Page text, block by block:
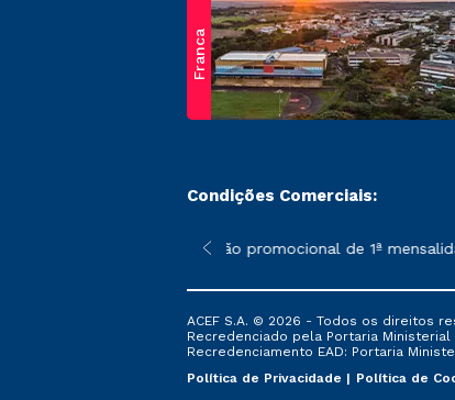
Franca
Condições Comerciais:
sofrer alterações nos períodos de rematrícula
*A condição promocional de 1ª
ACEF S.A. © 2026 - Todos os direitos
Recredenciado pela Portaria Ministerial
Recredenciamento EAD: Portaria
Política de Privacidade
Política de